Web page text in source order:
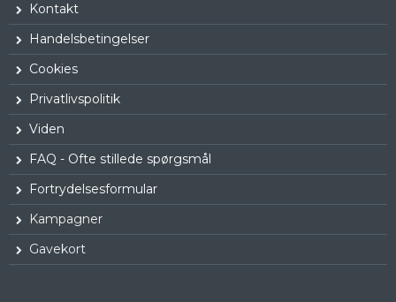
Kontakt
Handelsbetingelser
Cookies
Privatlivspolitik
Viden
FAQ - Ofte stillede spørgsmål
Fortrydelsesformular
Kampagner
Gavekort